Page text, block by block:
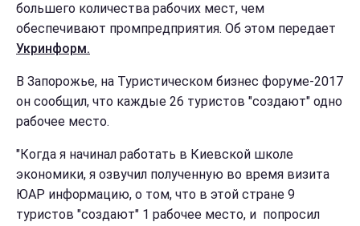
большего количества рабочих мест, чем
обеспечивают промпредприятия. Об этом передает
Укринформ.
В Запорожье, на Туристическом бизнес форуме-2017
он сообщил, что каждые 26 туристов "создают" одно
рабочее место.
"Когда я начинал работать в Киевской школе
экономики, я озвучил полученную во время визита
ЮАР информацию, о том, что в этой стране 9
туристов "создают" 1 рабочее место, и попросил